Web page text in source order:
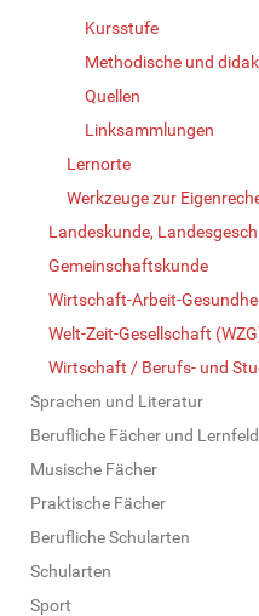
Kursstufe
Methodische und
Quellen
Linksammlungen
Lernorte
Werkzeuge zur
Landeskunde,
Gemeinschaftskunde
Wirtschaft-Arbeit-
Welt-Zeit-Gesellschaft
Wirtschaft / Berufs- und
Sprachen und Literatur
Berufliche Fächer und
Musische Fächer
Praktische Fächer
Berufliche Schularten
Schularten
Sport